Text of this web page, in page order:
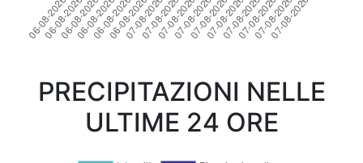
PRECIPITAZIONI NELLE
ULTIME 24 ORE